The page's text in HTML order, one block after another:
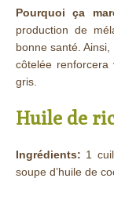
Pourquoi ça
production de
bonne santé. Ainsi,
côtelée
gris.
Huile de
Ingrédients: 1
soupe d’huile de